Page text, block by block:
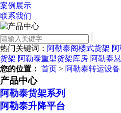
案例展示
联系我们
热门关键词： 阿勒泰阁楼式货架
货架 阿勒泰重型货架库房 阿勒泰
您的位置： 首页 > 阿勒泰转运设备
产品中心
阿勒泰货架系列
阿勒泰升降平台